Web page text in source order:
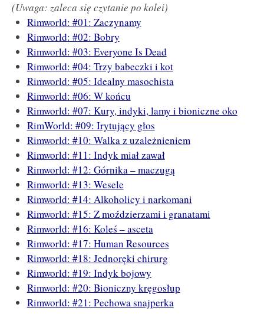
(Uwaga: zaleca się czytanie po kolei)
Rimworld: #01: Zaczynamy
Rimworld: #02: Bobry
Rimworld: #03: Everyone Is Dead
Rimworld: #04: Trzy babeczki i kot
Rimworld: #05: Idealny masochista
Rimworld: #06: W końcu
Rimworld: #07: Kury, indyki, lamy i bioniczne oko
RimWorld: #09: Irytujący głos
Rimworld: #10: Walka z uzależnieniem
Rimworld: #11: Indyk miał zawał
Rimworld: #12: Górnika – maczugą
Rimworld: #13: Wesele
Rimworld: #14: Alkoholicy i narkomani
Rimworld: #15: Z moździerzami i granatami
Rimworld: #16: Koleś – asceta
Rimworld: #17: Human Resources
Rimworld: #18: Jednoręki chirurg
Rimworld: #19: Indyk bojowy
Rimworld: #20: Bioniczny kręgosłup
Rimworld: #21: Pechowa snajperka